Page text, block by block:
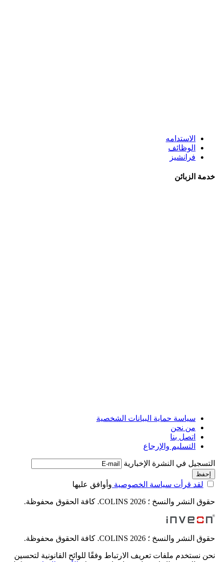
الاستدامه
الوظائف
فرانشيز
خدمة الزبائن
سياسة حماية البيانات الشخصية
من نحن
اتصل بنا
التسليم والإرجاع
التسجيل في النشرة الإخبارية
لقد قرأت سياسة الخصوصية وأوافق عليها
حقوق النشر والنسخ ؛ 2026 COLINS. كافة الحقوق محفوظة.
حقوق النشر والنسخ ؛ 2026 COLINS. كافة الحقوق محفوظة.
نحن نستخدم ملفات تعريف الارتباط وفقًا للوائح القانونية لتحسين